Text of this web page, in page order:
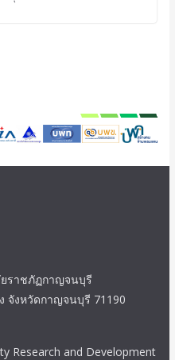
ราชภัฏกาญจนบุรี
จังหวัดกาญจนบุรี 71190
Research and Development